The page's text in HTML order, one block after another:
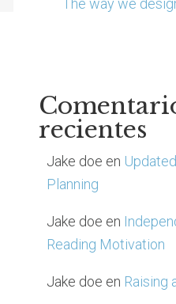
The way we
recientes
Jake doe en
Planning
Jake doe en
Reading Motivation
Jake doe en Raising